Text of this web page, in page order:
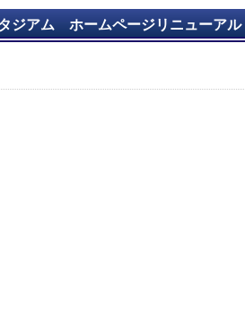
ジアム ホームページリニューアル